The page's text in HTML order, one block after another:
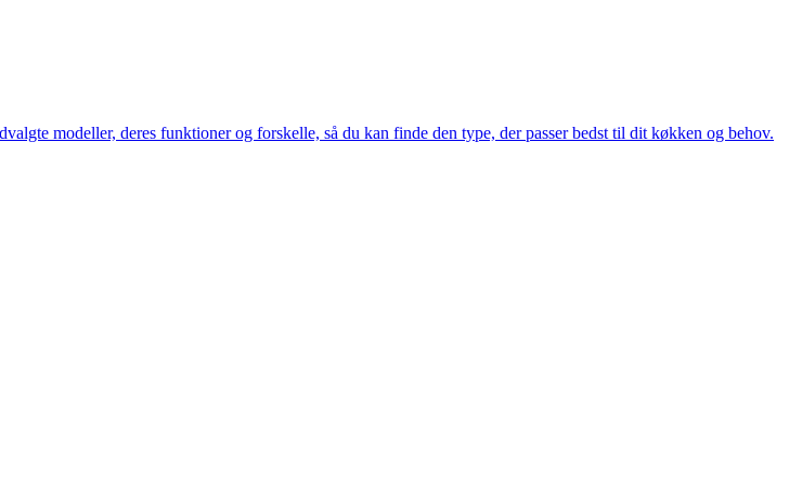
modeller, deres funktioner og forskelle, så du kan finde den type, der passer bedst til dit køkken og behov.